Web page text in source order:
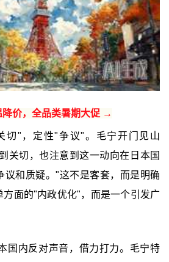
价，全品类暑期大促 →
切"，定性"争议"。毛宁开门见山
切，也注意到这一动向在日本国
议和质疑。"这不是客套，而是明确
方面的"内政优化"，而是一个引发广
国内反对声音，借力打力。毛宁特